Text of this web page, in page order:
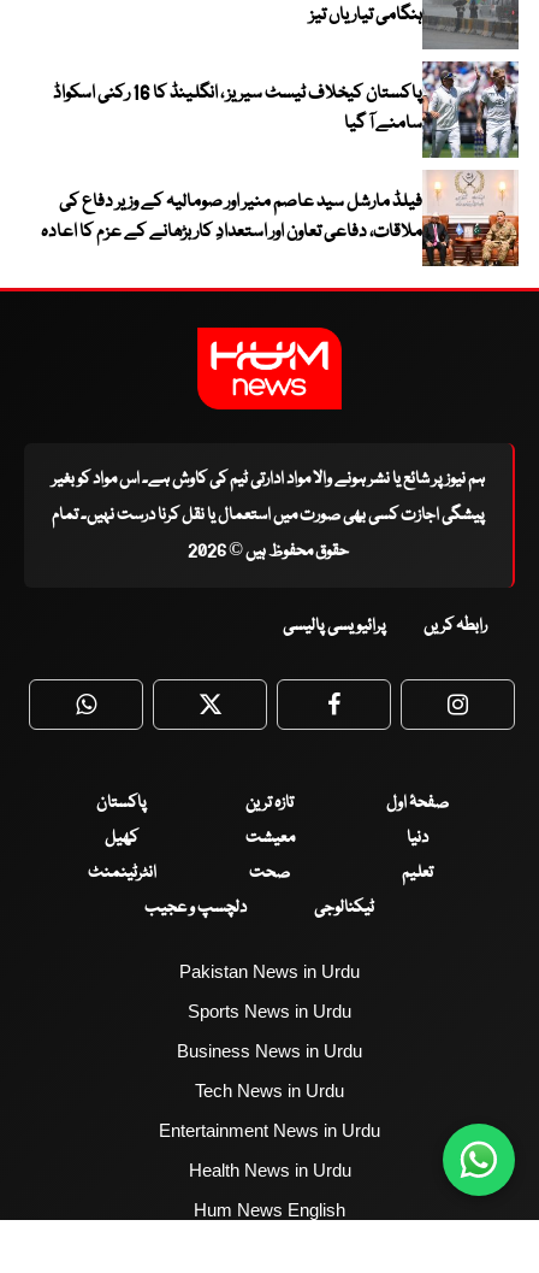
ہنگامی تیاریاں تیز
پاکستان کیخلاف ٹیسٹ سیریز ، انگلینڈ کا 16 رکنی اسکواڈ
سامنے آ گیا
فیلڈ مارشل سید عاصم منیر اور صومالیہ کے وزیر دفاع کی
ملاقات، دفاعی تعاون اور استعدادِ کار بڑھانے کے عزم کا اعادہ
ہم نیوز پر شائع یا نشر ہونے والا مواد ادارتی ٹیم کی کاوش ہے۔ اس مواد کو بغیر
پیشگی اجازت کسی بھی صورت میں استعمال یا نقل کرنا درست نہیں۔ تمام
حقوق محفوظ ہیں © 2026
رابطہ کریں پرائیویسی پالیسی
WhatsApp Twitter Facebook
صفحۂ اول تازہ ترین
پاکستان
دنیا
معیشت
کھیل
تعلیم
صحت
انٹرٹینمنٹ
ٹیکنالوجی
دلچسپ و عجیب
Pakistan News in Urdu
Sports News in Urdu
Business News in Urdu
Tech News in Urdu
Entertainment News in Urdu
Health News in Urdu
Hum News English